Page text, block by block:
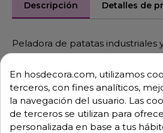
Descripción Detalles de
Peladora de patatas industriales
peladoras se pueden
y filtro anti-espuma para las
Fabricada en aluminio
Pelado por abrasión, el cual
producto por rozamiento.
En hosdecora.com, utilizamos
terceros, con fines analíticos,
la navegación del usuario. Las
de terceros se utilizan para
personalizada en base a tus